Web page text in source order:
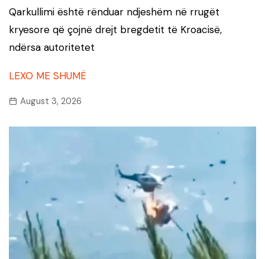
Qarkullimi është rënduar ndjeshëm në rrugët
kryesore që çojnë drejt bregdetit të Kroacisë,
ndërsa autoritetet
LEXO ME SHUMË
August 3, 2026